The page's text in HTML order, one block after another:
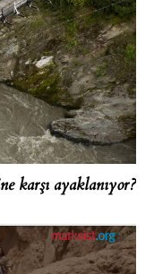
karşı ayaklanıyor?